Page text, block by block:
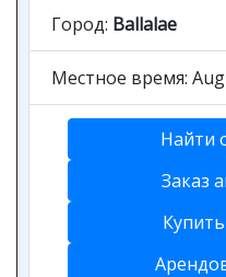
Город: Ballalae
Местное время:
Найти
Заказ